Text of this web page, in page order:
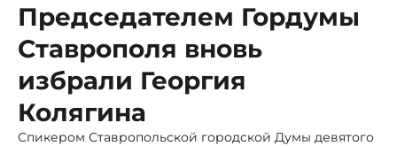
Председателем Гордумы
Ставрополя вновь
избрали Георгия
Колягина
Спикером Ставропольской городской Думы девятого